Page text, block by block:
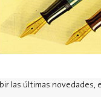
las últimas novedades,